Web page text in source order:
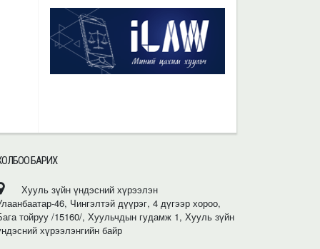
БАРИХ
Хууль зүйн үндэсний хүрээлэн
46, Чингэлтэй дүүрэг, 4 дүгээр хороо,
тойруу /15160/, Хуульчдын гудамж 1, Хууль зүйн
хүрээлэнгийн байр